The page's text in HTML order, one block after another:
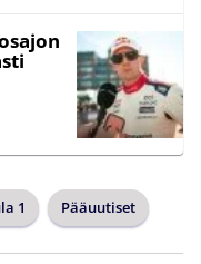
1 Pääuutiset